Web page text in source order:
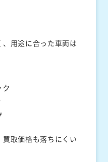
用途に合った車両は
取価格も落ちにくい